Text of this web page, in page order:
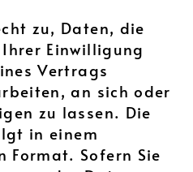
zu, Daten, die
Einwilligung
Vertrags
an sich oder
zu lassen. Die
in einem
Format. Sofern Sie